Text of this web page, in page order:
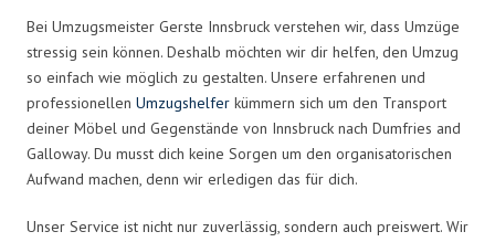
Bei Umzugsmeister Gerste Innsbruck verstehen wir, dass Umzüge
stressig sein können. Deshalb möchten wir dir helfen, den Umzug
so einfach wie möglich zu gestalten. Unsere erfahrenen und
professionellen Umzugshelfer kümmern sich um den Transport
deiner Möbel und Gegenstände von Innsbruck nach Dumfries and
Galloway. Du musst dich keine Sorgen um den organisatorischen
Aufwand machen, denn wir erledigen das für dich.
Unser Service ist nicht nur zuverlässig, sondern auch preiswert. Wir